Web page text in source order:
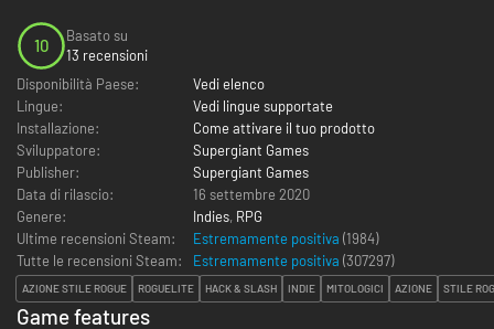
10
Basato su
13 recensioni
Disponibilità Paese:
Vedi elenco
Lingue:
Vedi lingue supportate
Installazione:
Come attivare il tuo prodotto
Sviluppatore:
Supergiant Games
Publisher:
Supergiant Games
Data di rilascio:
16 settembre 2020
Genere:
Indies, RPG
Ultime recensioni Steam:
Estremamente positiva (1984)
Tutte le recensioni Steam:
Estremamente positiva (307297)
AZIONE STILE ROGUE ROGUELITE HACK & SLASH INDIE MITOLOGICI AZIONE STILE
Game features